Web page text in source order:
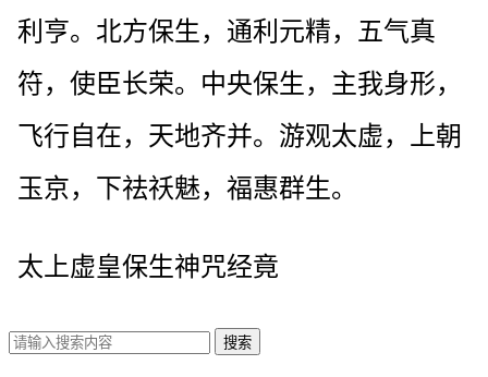
利亨。北方保生，通利元精，五气真
符，使臣长荣。中央保生，主我身形，
飞行自在，天地齐并。游观太虚，上朝
玉京，下祛祅魅，福惠群生。
太上虚皇保生神咒经竟
搜索